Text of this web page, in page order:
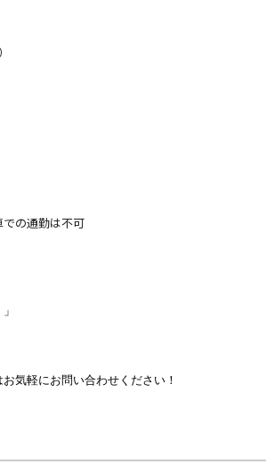
の通勤は不可
気軽にお問い合わせください！